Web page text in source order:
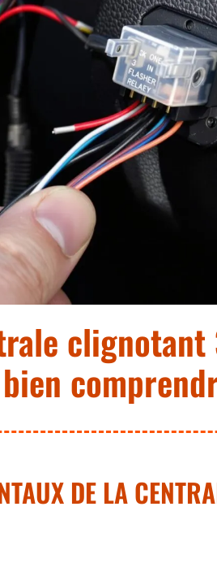
DE LA